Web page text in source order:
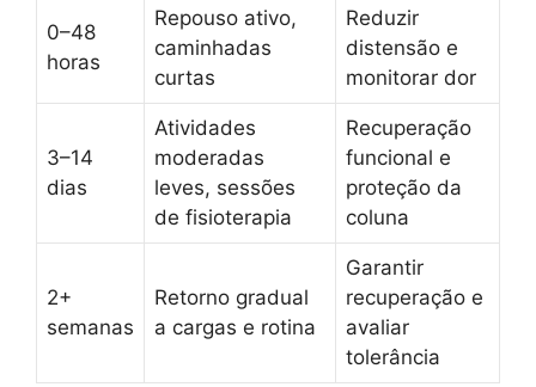
0–48
horas
Repouso ativo,
caminhadas
curtas
Reduzir
distensão e
monitorar dor
3–14
dias
Atividades
moderadas
leves, sessões
de fisioterapia
Recuperação
funcional e
proteção da
coluna
2+
semanas
Retorno gradual
a cargas e rotina
Garantir
recuperação e
avaliar
tolerância